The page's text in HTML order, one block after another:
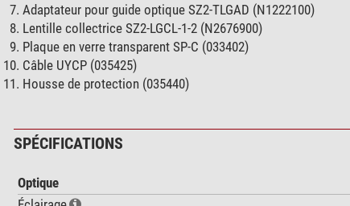
Adaptateur pour guide optique SZ2-TLGAD (N1222100)
Lentille collectrice SZ2-LGCL-1-2 (N2676900)
Plaque en verre transparent SP-C (033402)
Câble UYCP (035425)
Housse de protection (035440)
SPÉCIFICATIONS
Optique